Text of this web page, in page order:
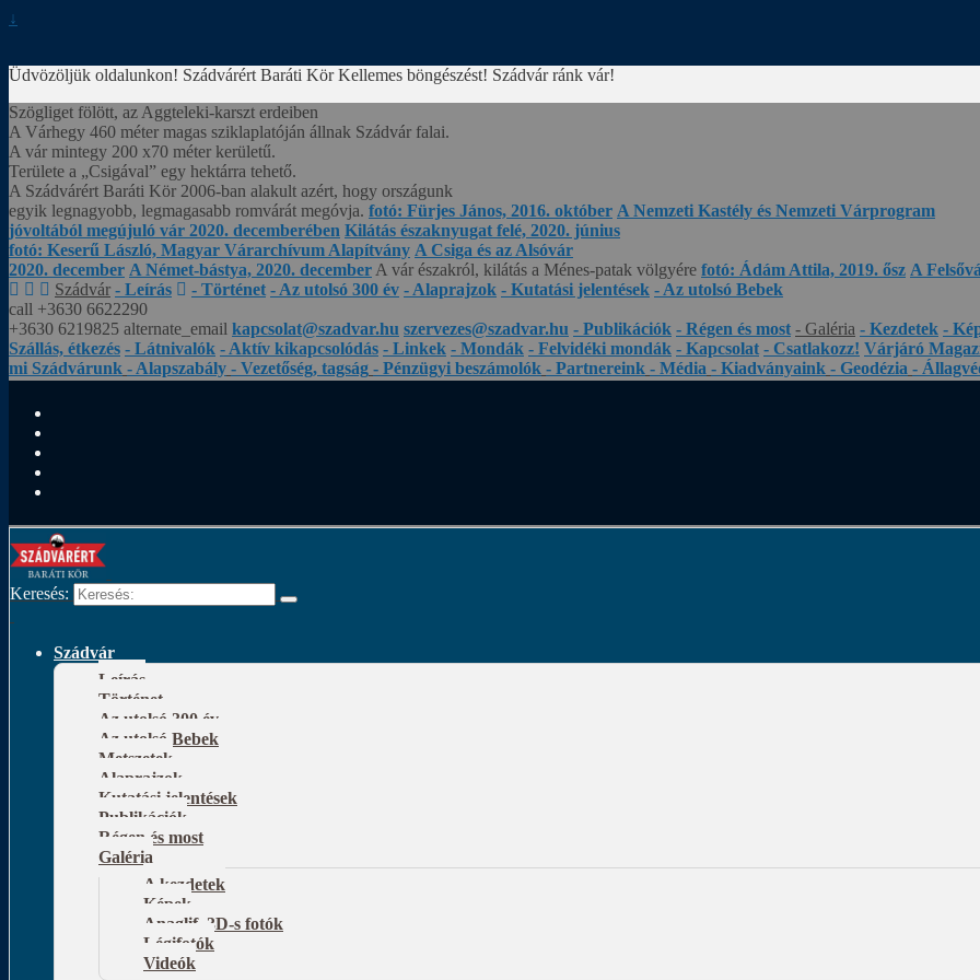
↓
Üdvözöljük oldalunkon! Szádvárért Baráti Kör Kellemes böngészést! Szádvár ránk vár!
Szögliget fölött, az Aggteleki-karszt erdeiben
A Várhegy 460 méter magas sziklaplatóján állnak Szádvár falai.
A vár mintegy 200 x70 méter kerületű.
Területe a „Csigával” egy hektárra tehető.
A Szádvárért Baráti Kör 2006-ban alakult azért, hogy országunk
egyik legnagyobb, legmagasabb romvárát megóvja. fotó: Fürjes János, 2016. október A Nemzeti Kastély és Nemzeti Várprogram
jóvoltából megújuló vár 2020. decemberében Kilátás északnyugat felé, 2020. június
fotó: Keserű László, Magyar Várarchívum Alapítvány A Csiga és az Alsóvár
2020. december A Német-bástya, 2020. december A vár északról, kilátás a Ménes-patak völgyére fotó: Ádám Attila, 2019. ősz A
Szádvár - Leírás - Történet - Az utolsó 300 év - Alaprajzok - Kutatási jelentések - Az utolsó Bebek
call +3630 6622290
+3630 6219825 alternate_email kapcsolat@szadvar.hu szervezes@szadvar.hu - Publikációk - Régen és most - Galéria - Kezdetek -
Szállás, étkezés - Látnivalók - Aktív kikapcsolódás - Linkek - Mondák - Felvidéki mondák - Kapcsolat - Csatlakozz! Várjáró
mi Szádvárunk - Alapszabály - Vezetőség, tagság - Pénzügyi beszámolók - Partnereink - Média - Kiadványaink - Geodézia -
Keresés:
Szádvár
Leírás
Történet
Az utolsó 300 év
Az utolsó Bebek
Metszetek
Alaprajzok
Kutatási jelentések
Publikációk
Régen és most
Galéria
A kezdetek
Képek
Anaglif, 3D-s fotók
Légifotók
Videók